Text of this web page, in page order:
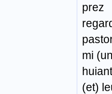
prez
mi
(et)